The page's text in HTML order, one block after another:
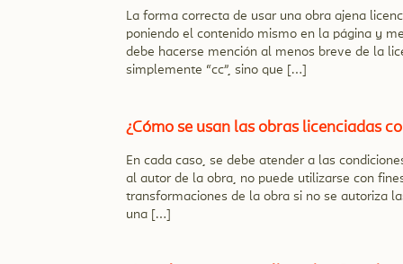
La forma correcta de usar una obra ajena
poniendo el contenido mismo en la página y
debe hacerse mención al menos breve de la
simplemente “cc”, sino que […]
¿Cómo se usan las obras licenciadas
En cada caso, se debe atender a las
al autor de la obra, no puede utilizarse con
transformaciones de la obra si no se autoriza
una […]